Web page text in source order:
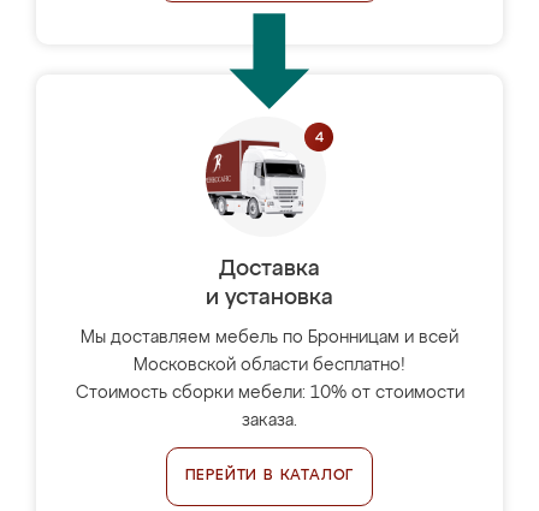
Доставка
и установка
Мы доставляем мебель по Бронницам и всей
Московской области бесплатно!
Стоимость сборки мебели: 10% от стоимости
заказа.
ПЕРЕЙТИ В КАТАЛОГ